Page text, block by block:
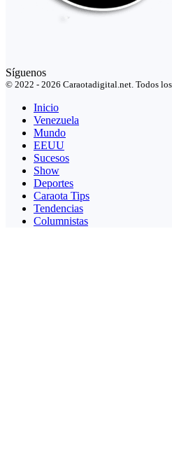
Síguenos
© 2022 - 2026 Caraotadigital.net. Todos los
Inicio
Venezuela
Mundo
EEUU
Sucesos
Show
Deportes
Caraota Tips
Tendencias
Columnistas